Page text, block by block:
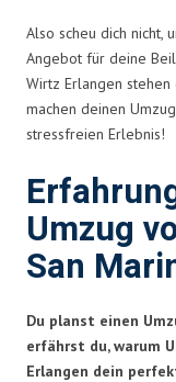
Also scheu dich nicht,
Angebot für deine
Wirtz Erlangen
machen deinen
stressfreien Erlebnis!
Umzug
San
Du planst einen
erfährst du, warum
Erlangen dein